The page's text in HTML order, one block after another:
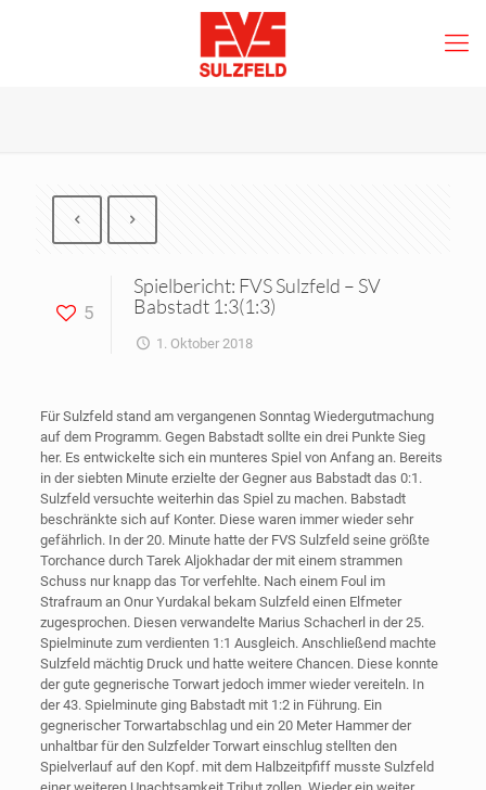
5
Spielbericht: FVS Sulzfeld – SV
Babstadt 1:3(1:3)
1. Oktober 2018
Für Sulzfeld stand am vergangenen Sonntag Wiedergutmachung
auf dem Programm. Gegen Babstadt sollte ein drei Punkte Sieg
her. Es entwickelte sich ein munteres Spiel von Anfang an. Bereits
in der siebten Minute erzielte der Gegner aus Babstadt das 0:1.
Sulzfeld versuchte weiterhin das Spiel zu machen. Babstadt
beschränkte sich auf Konter. Diese waren immer wieder sehr
gefährlich. In der 20. Minute hatte der FVS Sulzfeld seine größte
Torchance durch Tarek Aljokhadar der mit einem strammen
Schuss nur knapp das Tor verfehlte. Nach einem Foul im
Strafraum an Onur Yurdakal bekam Sulzfeld einen Elfmeter
zugesprochen. Diesen verwandelte Marius Schacherl in der 25.
Spielminute zum verdienten 1:1 Ausgleich. Anschließend machte
Sulzfeld mächtig Druck und hatte weitere Chancen. Diese konnte
der gute gegnerische Torwart jedoch immer wieder vereiteln. In
der 43. Spielminute ging Babstadt mit 1:2 in Führung. Ein
gegnerischer Torwartabschlag und ein 20 Meter Hammer der
unhaltbar für den Sulzfelder Torwart einschlug stellten den
Spielverlauf auf den Kopf. mit dem Halbzeitpfiff musste Sulzfeld